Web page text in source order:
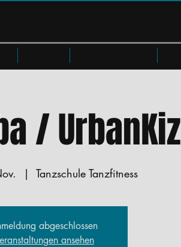
/ UrbanKiz
  |
Tanzschule Tanzfitness
abgeschlossen
ansehen